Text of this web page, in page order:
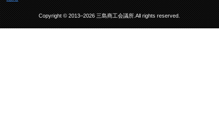
Copyright © 2013–2026 三島商工会議所.All rights reserved.